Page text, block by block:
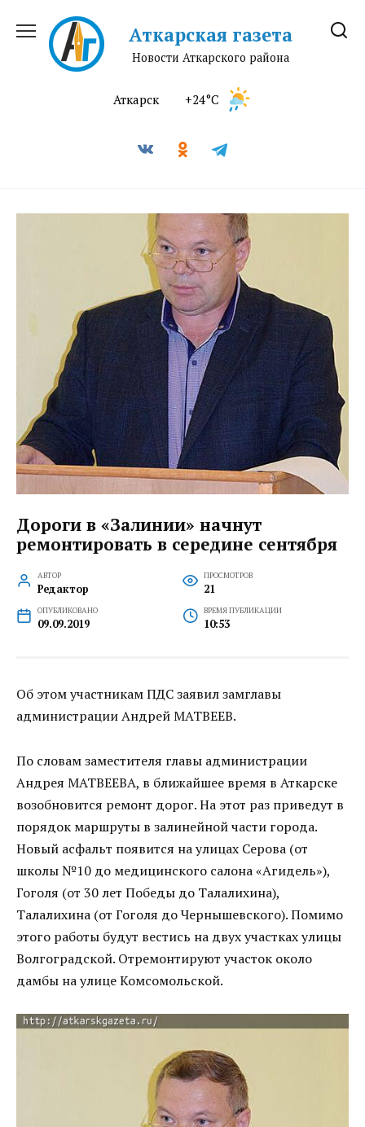
содержанию
Аткарская газета
Новости Аткарского района
Аткарск +24°C
Дороги в «Залинии» начнут
ремонтировать в середине сентября
АВТОР
Редактор
ПРОСМОТРОВ
21
ОПУБЛИКОВАНО
09.09.2019
ВРЕМЯ ПУБЛИКАЦИИ
10:53
Об этом участникам ПДС заявил замглавы
администрации Андрей МАТВЕЕВ.
По словам заместителя главы администрации
Андрея МАТВЕЕВА, в ближайшее время в Аткарске
возобновится ремонт дорог. На этот раз приведут в
порядок маршруты в залинейной части города.
Новый асфальт появится на улицах Серова (от
школы №10 до медицинского салона «Агидель»),
Гоголя (от 30 лет Победы до Талалихина),
Талалихина (от Гоголя до Чернышевского). Помимо
этого работы будут вестись на двух участках улицы
Волгоградской. Отремонтируют участок около
дамбы на улице Комсомольской.